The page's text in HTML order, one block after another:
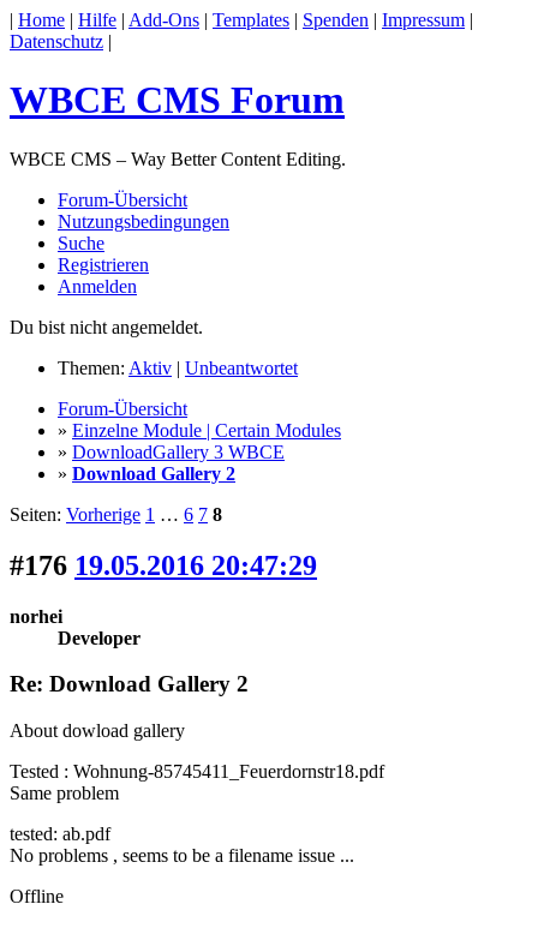
| Home | Hilfe | Add-Ons | Templates | Spenden | Impressum |
Datenschutz |
WBCE CMS Forum
WBCE CMS – Way Better Content Editing.
Forum-Übersicht
Nutzungsbedingungen
Suche
Registrieren
Anmelden
Du bist nicht angemeldet.
Themen: Aktiv | Unbeantwortet
Forum-Übersicht
» Einzelne Module | Certain Modules
» DownloadGallery 3 WBCE
» Download Gallery 2
Seiten: Vorherige 1 … 6 7 8
#176 19.05.2016 20:47:29
norhei
Developer
Re: Download Gallery 2
About dowload gallery
Tested : Wohnung-85745411_Feuerdornstr18.pdf
Same problem
tested: ab.pdf
No problems , seems to be a filename issue ...
Offline